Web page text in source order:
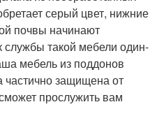
серый цвет, нижние
почвы начинают
службы такой мебели один-
мебель из поддонов
частично защищена от
прослужить вам